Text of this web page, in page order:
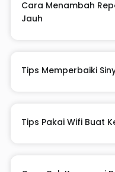
Cara Menambah
Jauh
Tips Memperbaiki
Tips Pakai Wifi Buat